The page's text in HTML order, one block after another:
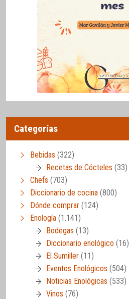
Categorías
Bebidas (322)
Recetas de Cócteles (33)
Chefs (703)
Diccionario de cocina (800)
Dónde comprar (124)
Enología (1.141)
Bodegas (13)
Diccionario enológico (16)
El Sumiller (11)
Eventos Enológicos (504)
Noticias Enológicas (533)
Vinos (76)